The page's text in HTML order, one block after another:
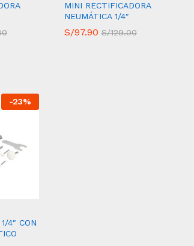
MINI RECTIFICADORA
NEUMÁTICA 1/4″
S/97.90 S/129.00
S/97.90 S/129.00
-23%
4″ CON